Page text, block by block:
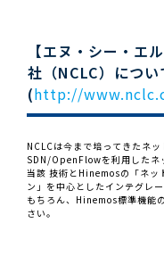
【エヌ・シー・エ
社（NCLC）につい
(http://
NCLCは今まで培ってきたネ
SDN/OpenFlowを利用したネ
当該 技術とHinemosの「ネッ
ン」を中心としたインテグレ
もちろん、Hinemos標準機能
さい。